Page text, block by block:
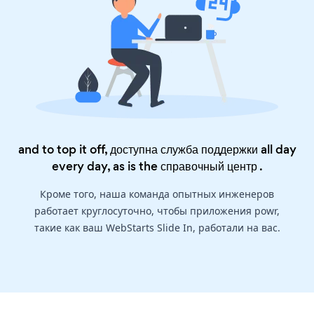
and to top it off, доступна служба поддержки all day
every day, as is theсправочный центр.
Кроме того, наша команда опытных инженеров
работает круглосуточно, чтобы приложения powr,
такие как ваш WebStarts Slide In, работали на вас.